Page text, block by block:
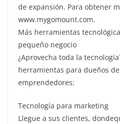
de expansión. Para obtener
www.mygomount.com.
Más herramientas
pequeño negocio
¿Aprovecha toda la
herramientas para dueños
emprendedores:
Tecnología para marketing
Llegue a sus clientes,